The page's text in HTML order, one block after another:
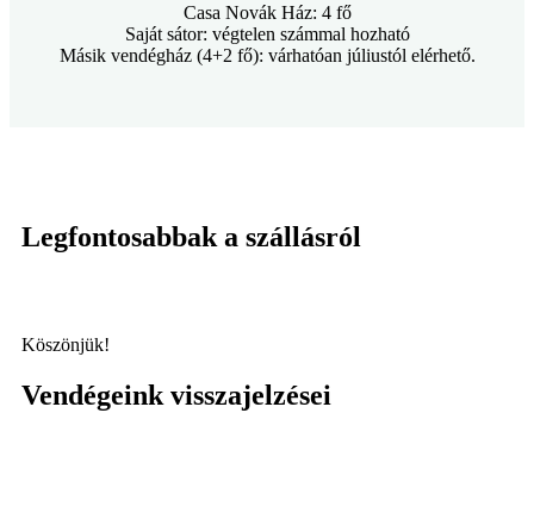
Casa Novák Ház: 4 fő
Saját sátor: végtelen számmal hozható
Másik vendégház (4+2 fő): várhatóan júliustól elérhető.
Legfontosabbak a szállásról
Köszönjük!
Vendégeink visszajelzései